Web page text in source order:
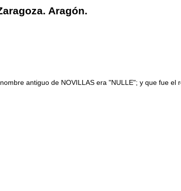
Aragón.
antiguo de NOVILLAS era "NULLE"; y que fue